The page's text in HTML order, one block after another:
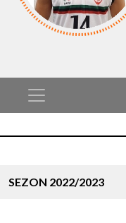
SEZON 2022/2023